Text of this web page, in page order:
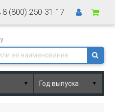
8 (800) 250-31-17
▼ ▼